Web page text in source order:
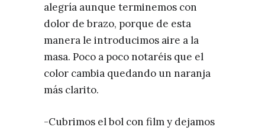
alegría aunque terminemos con
dolor de brazo, porque de esta
manera le introducimos aire a la
masa. Poco a poco notaréis que el
color cambia quedando un naranja
más clarito.
-Cubrimos el bol con film y dejamos